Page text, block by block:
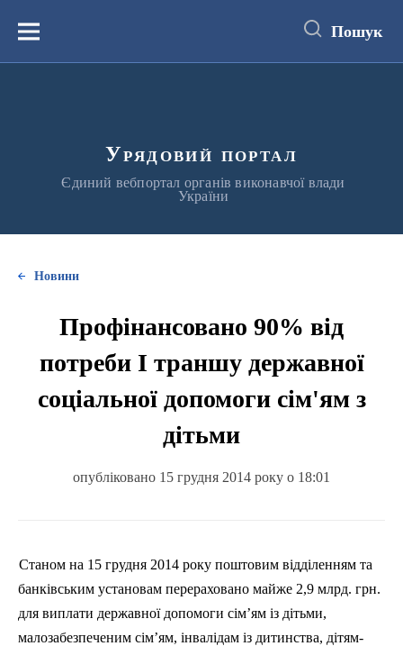
вмістуМеню Пошук
Урядовий портал
Єдиний вебпортал органів виконавчої влади
України
Новини
Профінансовано 90% від
потреби І траншу державної
соціальної допомоги сім'ям з
дітьми
опубліковано 15 грудня 2014 року о 18:01
Станом на 15 грудня 2014 року поштовим відділенням та
банківським установам перераховано майже 2,9 млрд. грн.
для виплати державної допомоги сім’ям із дітьми,
малозабезпеченим сім’ям, інвалідам із дитинства, дітям-